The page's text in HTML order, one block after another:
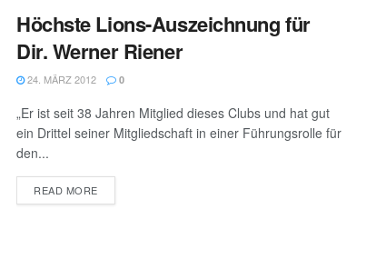
Höchste Lions-Auszeichnung für
Dir. Werner Riener
24. MÄRZ 2012 0
„Er ist seit 38 Jahren Mitglied dieses Clubs und hat gut
ein Drittel seiner Mitgliedschaft in einer Führungsrolle für
den...
READ MOREDETAILS